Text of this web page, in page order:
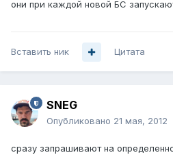
они при каждой новой БС
Вставить ник Цитата
SNEG
Опубликовано 21 мая, 2012
сразу запрашивают на